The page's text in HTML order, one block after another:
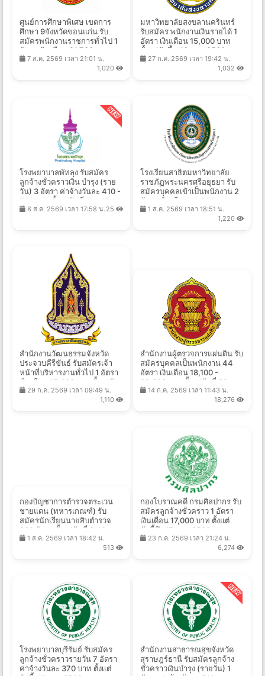
ศูนย์การศึกษาพิเศษ เขตการ
ศึกษา 9จังหวัดขอนแก่น รับ
สมัครพนักงานราชการทั่วไป 1
อัตรา เงินเดือน 21,780 บาท
ตั้งแต่วันที่ 6-13 ส.ค. 2569
7 ส.ค. 2569 เวลา 21:01 น.
1,020
มหาวิทยาลัยสงขลานครินทร์
รับสมัคร พนักงานเงินรายได้ 1
อัตรา เงินเดือน 15,000 บาท
ตั้งแต่บัดนี้ - 10 ส.ค. 2569
27 ก.ค. 2569 เวลา 19:42 น.
1,032
โรงพยาบาลพัทลุง รับสมัคร
ลูกจ้างชั่วคราวเงิน บำรุง (ราย
วัน) 3 อัตรา ค่าจ้างวันละ 410 -
790 บาท ตั้งแต่วันที่ 10 - 17
ส.ค. 2569
8 ส.ค. 2569 เวลา 17:58 น. 25
โรงเรียนสาธิตมหาวิทยาลัย
ราชภัฏพระนครศรีอยุธยา รับ
สมัครบุคคลเข้าเป็นพนักงาน 2
อัตรา เงินเดือน 19,500 บาท
ตั้งแต่บัดนี้ - 13 ส.ค. 2569
1 ส.ค. 2569 เวลา 18:51 น.
1,220
สำนักงานวัฒนธรรมจังหวัด
ประจวบคีรีขันธ์ รับสมัครเจ้า
หน้าที่บริหารงานทั่วไป 1 อัตรา
เงินเดือน 15,000 บาท ตั้งแต่วัน
ที่ 27 ก.ค. - 13 ส.ค. 2569
29 ก.ค. 2569 เวลา 09:49 น.
1,110
สำนักงานผู้ตรวจการแผ่นดิน รับ
สมัครบุคคลเป็นพนักงาน 44
อัตรา เงินเดือน 18,100 -
23,600 บาท ตั้งแต่วันที่ 20
ก.ค. - 13 ส.ค. 2569
14 ก.ค. 2569 เวลา 11:43 น.
18,276
กองบัญชาการตำรวจตระเวน
ชายแดน (ทหารเกณฑ์) รับ
สมัครนักเรียนนายสิบตำรวจ
25691 ส.ค. 2569 เวลา 18:42 น.
513
กองโบราณคดี กรมศิลปากร รับ
สมัครลูกจ้างชั่วคราว 1 อัตรา
เงินเดือน 17,000 บาท ตั้งแต่
23 ก.ค. 2569 เวลา 21:24 น.
6,274
โรงพยาบาลบุรีรัมย์ รับสมัคร
ลูกจ้างชั่วคราวรายวัน 7 อัตรา
ค่าจ้างวันละ 370 บาท ตั้งเเต่
สํานักงานสาธารณสุขจังหวัด
สุราษฎร์ธานี รับสมัครลูกจ้าง
ชั่วคราวเงินบํารุง (รายวัน) 1